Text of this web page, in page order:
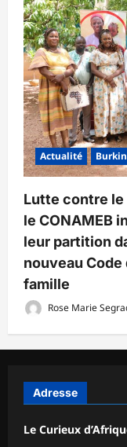
Actualité
Lutte contre le
le CONAMEB
leur partition
nouveau
famille
Rose Marie
Adresse
Le Curieux